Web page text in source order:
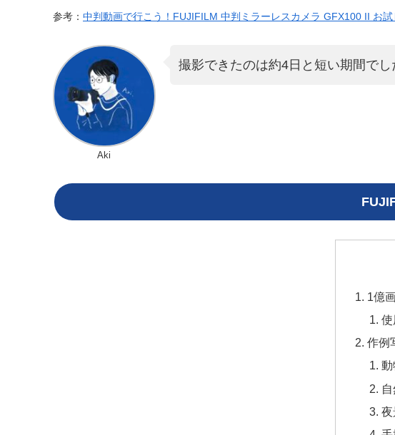
参考： 中判動画で行こう！FUJIFILM 中判ミラーレスカメラ GFX100 II お
Aki
撮影できたのは約4日と短い期間で
1億
使
作例
動
夜